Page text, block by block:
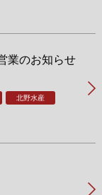
業のお知らせ
北野水産